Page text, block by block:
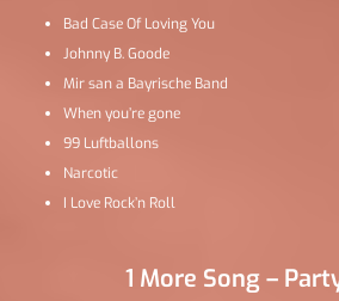
Bad Case Of Loving You
Johnny B. Goode
Mir san a Bayrische Band
When you’re gone
99 Luftballons
Narcotic
I Love Rock’n Roll
1 More Song –